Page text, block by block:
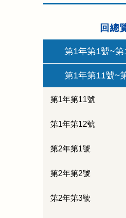
回總
第1年第1號~
第1年第11號~
第1年第11號
第1年第12號
第2年第1號
第2年第2號
第2年第3號